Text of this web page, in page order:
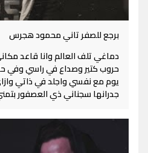
برجع للصفر تاني محمود هجرس
دماغي تلف العالم وانا قاعد
حروب كتير وصداع في راسي وفي
يوم مع نفسي واجلد في ذاتي
جدرانها سجناني ذي العصفور